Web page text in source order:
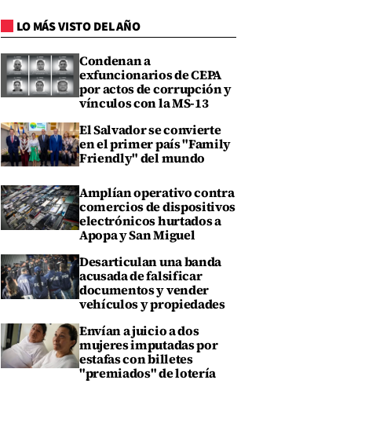
LO MÁS VISTO DEL AÑO
Condenan a
exfuncionarios de CEPA
por actos de corrupción y
vínculos con la MS-13
El Salvador se convierte
en el primer país "Family
Friendly" del mundo
Amplían operativo contra
comercios de dispositivos
electrónicos hurtados a
Apopa y San Miguel
Desarticulan una banda
acusada de falsificar
documentos y vender
vehículos y propiedades
Envían a juicio a dos
mujeres imputadas por
estafas con billetes
"premiados" de lotería